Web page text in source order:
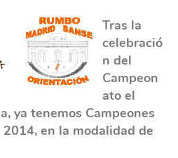
Tras la
celebració
n del
Campeon
ato el
ya tenemos Campeones
en la modalidad de